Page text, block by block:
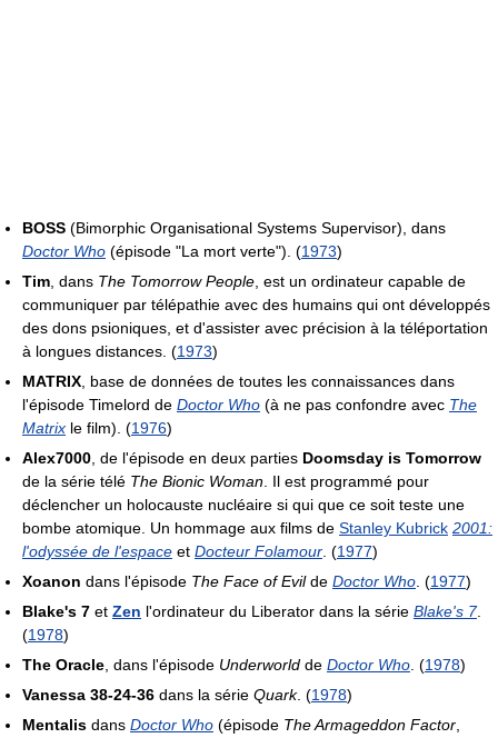
BOSS (Bimorphic Organisational Systems Supervisor), dans
Doctor Who (épisode "La mort verte"). (1973)
Tim , dans The Tomorrow People , est un ordinateur capable de
communiquer par télépathie avec des humains qui ont développés
des dons psioniques, et d'assister avec précision à la téléportation
à longues distances. (1973)
MATRIX , base de données de toutes les connaissances dans
l'épisode Timelord de Doctor Who (à ne pas confondre avec The
Matrix le film). (1976)
Alex7000 , de l'épisode en deux parties Doomsday is Tomorrow
de la série télé The Bionic Woman . Il est programmé pour
déclencher un holocauste nucléaire si qui que ce soit teste une
bombe atomique. Un hommage aux films de Stanley Kubrick 2001:
l'odyssée de l'espace et Docteur Folamour . (1977)
Xoanon dans l'épisode The Face of Evilde Doctor Who . (1977)
Blake's 7 et Zen l'ordinateur du Liberator dans la série Blake's 7.
(1978)
The Oracle , dans l'épisode Underworld de Doctor Who . (1978)
Vanessa 38-24-36 dans la série Quark. (1978)
Mentalis dans Doctor Who (épisode The Armageddon Factor